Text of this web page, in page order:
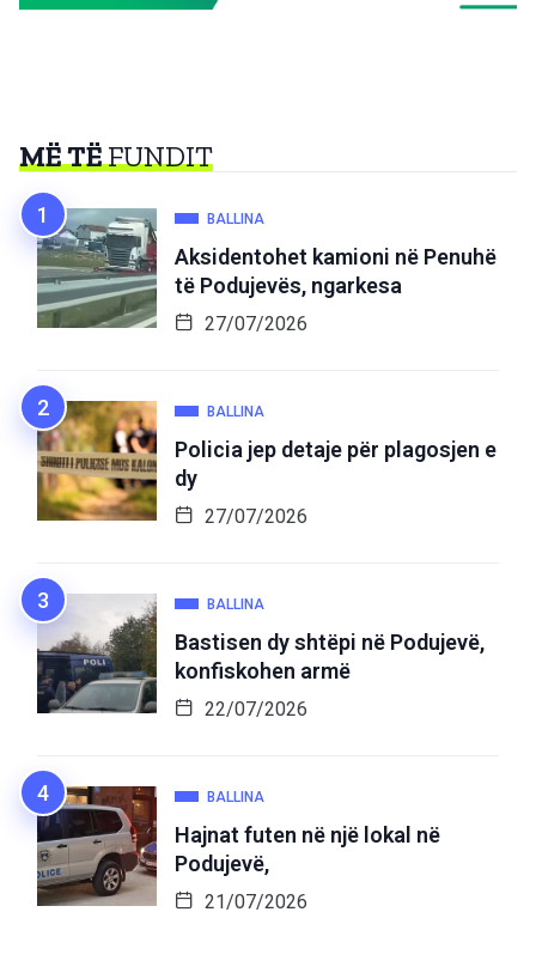
MË TËFUNDIT
BALLINA
Aksidentohet kamioni në Penuhë
të Podujevës, ngarkesa
27/07/2026
BALLINA
Policia jep detaje për plagosjen e
dy
27/07/2026
BALLINA
Bastisen dy shtëpi në Podujevë,
konfiskohen armë
22/07/2026
BALLINA
Hajnat futen në një lokal në
Podujevë,
21/07/2026